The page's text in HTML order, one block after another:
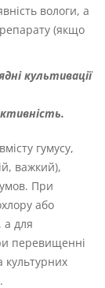
вологи, а
(якщо
культивації
гумусу,
важкий),
умов. При
або
а для
перевищенні
культурних